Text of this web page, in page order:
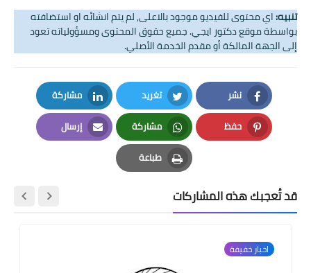
تنبيه:اي محتوى للفيديو موجود بالاعلى, لم يتم انشائه او استضافته
بواسطة موقع دكتور ايجي. جميع حقوق المحتوى ومسؤولياته تعود
إلى الجهة المالكة أو مقدم الخدمة الأصلي.
نشر
Facebook
تغريد
Twitter
مشاركة
LinkedIn
حفظ
Pinterest
مشاركة
Whatsapp
إرسال
Email
طباعة
Print
قد تُعجبك هذه المشاركات
اخبار خفيفة